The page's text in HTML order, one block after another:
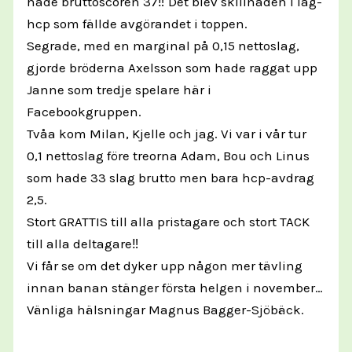
hcp som fällde avgörandet i toppen.
Segrade, med en marginal på 0,15 nettoslag,
gjorde bröderna Axelsson som hade raggat upp
Janne som tredje spelare här i
Facebookgruppen.
Tvåa kom Milan, Kjelle och jag. Vi var i vår tur
0,1 nettoslag före treorna Adam, Bou och Linus
som hade 33 slag brutto men bara hcp-avdrag
2,5.
Stort GRATTIS till alla pristagare och stort TACK
till alla deltagare‼️
Vi får se om det dyker upp någon mer tävling
innan banan stänger första helgen i november…
Vänliga hälsningar Magnus Bagger-Sjöbäck.